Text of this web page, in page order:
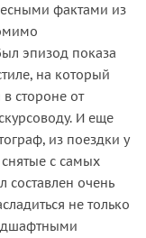
фактами из
эпизод показа
на который
стороне от
И еще
из поездки у
с самых
составлен очень
не только